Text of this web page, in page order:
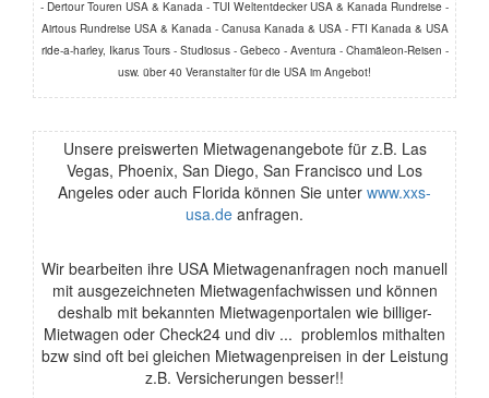
- Dertour Touren USA & Kanada - TUI Weltentdecker USA & Kanada Rundreise -
Airtous Rundreise USA & Kanada - Canusa Kanada & USA - FTI Kanada & USA
ride-a-harley, Ikarus Tours - Studiosus - Gebeco - Aventura - Chamäleon-Reisen -
usw. über 40 Veranstalter für die USA im Angebot!
Unsere preiswerten Mietwagenangebote für z.B. Las
Vegas, Phoenix, San Diego, San Francisco und Los
Angeles oder auch Florida können Sie unter www.xxs-
usa.de anfragen.
Wir bearbeiten ihre USA Mietwagenanfragen noch manuell
mit ausgezeichneten Mietwagenfachwissen und können
deshalb mit bekannten Mietwagenportalen wie billiger-
Mietwagen oder Check24 und div ... problemlos mithalten
bzw sind oft bei gleichen Mietwagenpreisen in der Leistung
z.B. Versicherungen besser!!